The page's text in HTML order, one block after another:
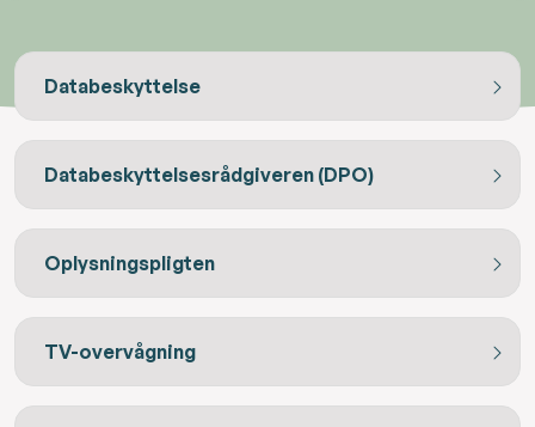
Databeskyttelse
Databeskyttelsesrådgiveren (DPO)
Oplysningspligten
TV-overvågning